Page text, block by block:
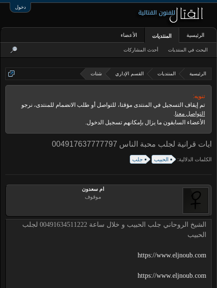
دخول
الرئيسية المنتديات القسم الإداري شتات
تنويه:
تم إيقاف التسجيل في المنتدى مؤقتا، للتواصل أو طلب الانضمام للمنتدى، نرجو
التواصل معنا.
الأعضاء السابقون ما يزال بإمكانهم تسجيل الدخول.
ايات قرانية لجلب محبة الناس 004917637777797
الكلمات الدلالية: الحبيب جلب
ام سعدون
موقوف
الشيخ الروحاني جلب الحبيب و خلال ساعة 00491634511222 لجلب
الحبيب
https://www.eljnoub.com
https://www.eljnoub.com
الرئيسية المنتديات
البحث في المنتديات أحدث المشاركات
الأعضاء